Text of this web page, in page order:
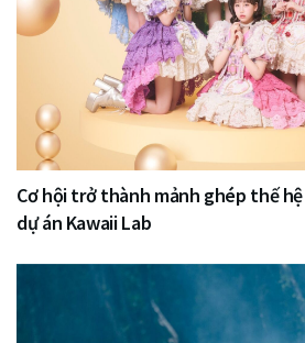
Cơ hội trở thành mảnh ghép thế
dự án Kawaii Lab